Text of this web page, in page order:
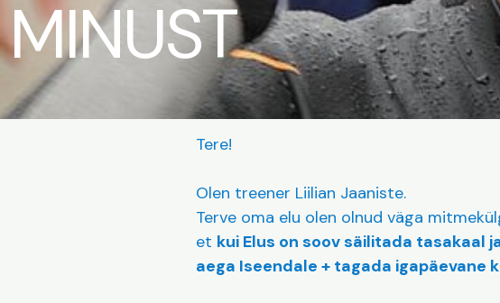
MINUST
Tere!
Olen treener Liilian Jaaniste.
Terve oma elu olen olnud väga
et kui Elus on soov säilitada tasakaal
aega Iseendale + tagada igapäevane